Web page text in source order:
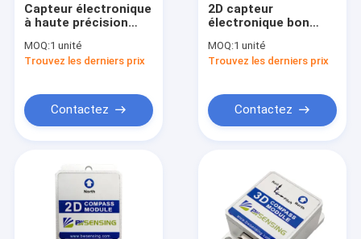
Maison
Capteur électronique
à haute précision
boussole de
DMC5000 3D
MOQ:1 unité
Trouvez les derniers prix
Contactez
2D capteur
électronique bon
boussole SEC225
MOQ:1 unité
Trouvez les derniers prix
Contactez